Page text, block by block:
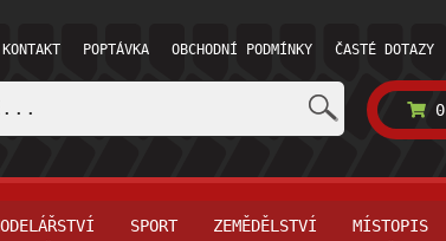
KONTAKT POPTÁVKA OBCHODNÍ PODMÍNKY ČASTÉ DOTAZY
0
SPORT
ZEMĚDĚLSTVÍ
MÍSTOPIS